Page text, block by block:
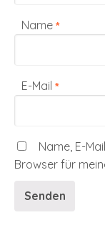
Name *
E-Mail *
Name, E-
Browser für